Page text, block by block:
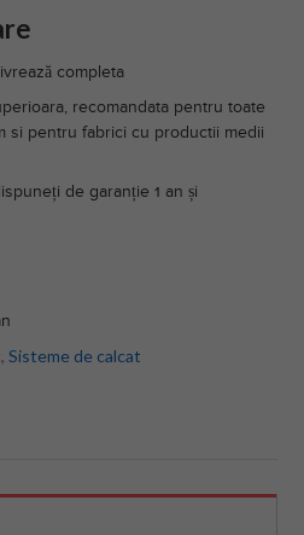
completa
recomandata pentru toate
si pentru fabrici cu productii medii
de garanție 1 an și
, Sisteme de calcat